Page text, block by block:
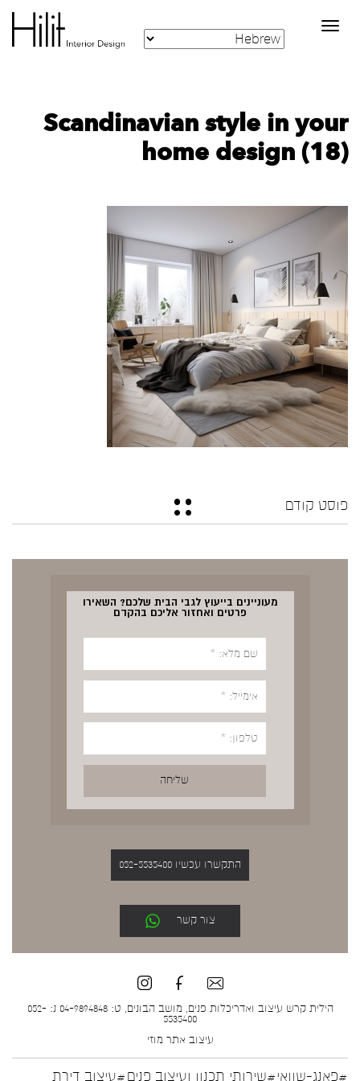
Toggle
navigation
Scandinavian style in your
home design (18)
פוסט קודם
מעוניינים בייעוץ לגבי הבית שלכם? השאירו
פרטים ואחזור אליכם בהקדם
התקשרו עכשיו 052-5535400
צור קשר
הילית קרש עיצוב ואדריכלות פנים, מושב הבונים, ט: 04-9894848 נ: 052-
5535400
עיצוב אתר מוזי
#פאנג-שוואי#שירותי תכנון ועיצוב פנים#עיצוב דירת